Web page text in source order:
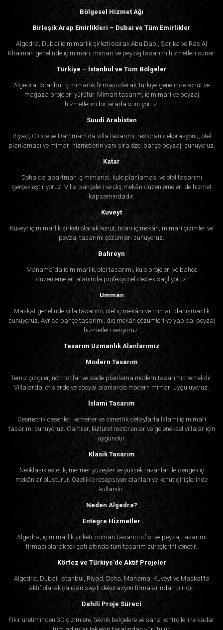
Bölgesel Hizmet Ağı
Birleşik Arap Emirlikleri – Dubai ve Tüm Emirlikler
Algedra, Dubai iç mimarlık şirketi olarak Abu Dabi, Şarika ve Ras Al
Khaimah genelinde iç mimari, mimari ve peyzaj tasarımı hizmetleri sunar.
Türkiye – İstanbul ve Tüm Bölgeler
Algedra, İstanbul iç mimarlık firması olarak Türkiye genelinde konut ve
mağaza projeleri yürütür. Mimari tasarım, iç mimari ve peyzaj
hizmetlerini bir arada sunuyoruz.
Suudi Arabistan
Riyad, Cidde ve Dammam'da villa tasarımı, restoran dekorasyonu, otel
planlaması ve mimari hizmetlerin yanı sıra özel bahçe peyzajı sunuyoruz.
Katar
Doha'da apartman iç mimarisi, kule planlaması ve otel tasarımı
gerçekleştiriyoruz. Villa bahçeleri ve dış mekân düzenlemeleri de hizmet
kapsamındadır.
Kuveyt
Kuveyt iç mimarlık şirketi olarak konut, ticari iç mekân, mimari çizimler ve
peyzaj tasarımı çözümleri sunuyoruz.
Bahreyn
Manama'da iç mimarlık, otel tasarımı, kule projeleri ve bahçe
düzenlemeleri alanında profesyonel destek sağlıyoruz.
Umman
Maskat genelinde villa tasarımı, otel iç mekânı ve mimari danışmanlık
sunuyoruz. Ayrıca bahçe tasarımı, dış mekân çözümleri ve yapısal peyzaj
hizmetleri veriyoruz.
Tasarım Uzmanlık Alanlarımız
Modern Tasarım
Temiz çizgiler, nötr tonlar ve sade planlama modern tasarımın temelidir.
Villalarda, ofislerde ve sosyal alanlarda modern mimari uyguluyoruz.
İslami Tasarım
Geometrik desenler, kemerler ve simetrik detaylarla İslami iç mimari
tasarımı sunuyoruz. Camiler, kültürel restoranlar ve geleneksel villalar için
uygundur.
Klasik Tasarım
Neoklasik estetik, mermer yüzeyler ve yüksek tavanlar ile dengeli iç
mekânlar oluşturur. Özellikle resepsiyon alanları ve konut girişlerinde
kullanılır.
Neden Algedra?
Entegre Hizmetler
Algedra, iç mimarlık şirketi, mimari tasarım ofisi ve peyzaj tasarımı
firması olarak tek çatı altında tüm tasarım süreçlerini yönetir.
Körfez ve Türkiye'de Aktif Projeler
Algedra, Dubai, İstanbul, Riyad, Doha, Manama, Kuveyt ve Maskat’ta
aktif olarak çalışan sayılı dekorasyon firmalarından biridir.
Dahili Proje Süreci
Fikir üretiminden 3D çizimlere, teknik belgelere ve saha kontrollerine kadar